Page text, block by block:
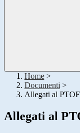
Home >
Documenti >
Allegati al PTOF
Allegati al